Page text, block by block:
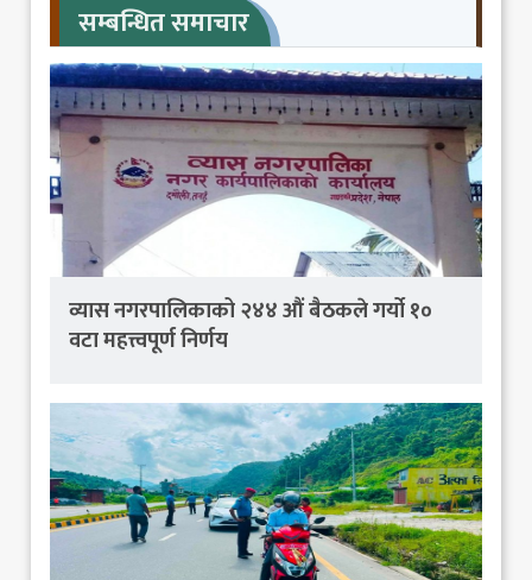
सम्बन्धित समाचार
व्यास नगरपालिकाको २४४ औं बैठकले गर्यो १०
वटा महत्त्वपूर्ण निर्णय